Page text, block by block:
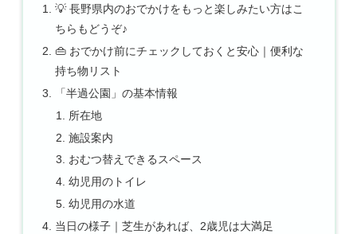
💡 長野県内のおでかけをもっと楽しみたい方はこ
ちらもどうぞ♪
👜 おでかけ前にチェックしておくと安心｜便利な
持ち物リスト
「半過公園」の基本情報
所在地
施設案内
おむつ替えできるスペース
幼児用のトイレ
幼児用の水道
当日の様子｜芝生があれば、2歳児は大満足